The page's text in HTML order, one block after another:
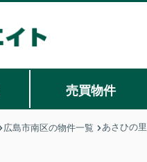
売買物件
広島市南区の物件一覧 あさひの里